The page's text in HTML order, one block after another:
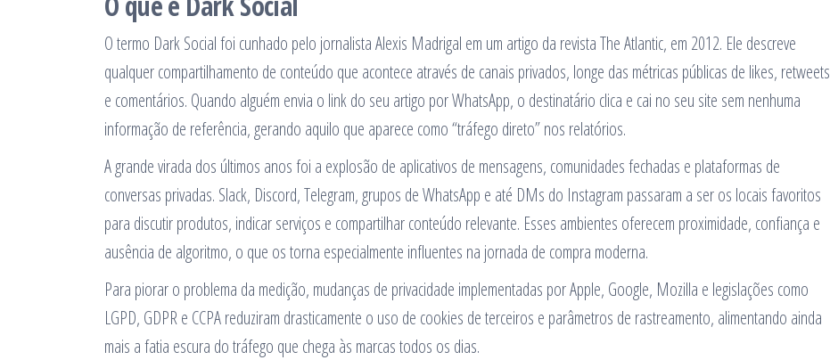
O termo Dark Social foi cunhado pelo jornalista Alexis Madrigal em um artigo da revista The Atlantic, em 2012. Ele descreve
qualquer compartilhamento de conteúdo que acontece através de canais privados, longe das métricas públicas de likes, retweets
e comentários. Quando alguém envia o link do seu artigo por WhatsApp, o destinatário clica e cai no seu site sem nenhuma
informação de referência, gerando aquilo que aparece como “tráfego direto” nos relatórios.
A grande virada dos últimos anos foi a explosão de aplicativos de mensagens, comunidades fechadas e plataformas de
conversas privadas. Slack, Discord, Telegram, grupos de WhatsApp e até DMs do Instagram passaram a ser os locais favoritos
para discutir produtos, indicar serviços e compartilhar conteúdo relevante. Esses ambientes oferecem proximidade, confiança e
ausência de algoritmo, o que os torna especialmente influentes na jornada de compra moderna.
Para piorar o problema da medição, mudanças de privacidade implementadas por Apple, Google, Mozilla e legislações como
LGPD, GDPR e CCPA reduziram drasticamente o uso de cookies de terceiros e parâmetros de rastreamento, alimentando ainda
mais a fatia escura do tráfego que chega às marcas todos os dias.